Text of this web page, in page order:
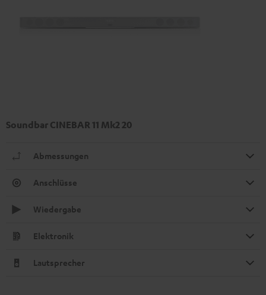
Soundbar CINEBAR 11 Mk2 20
Abmessungen
Anschlüsse
Wiedergabe
Elektronik
Lautsprecher